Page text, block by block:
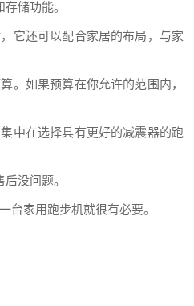
储功能。
它还可以配合家居的布局，与家
。如果预算在你允许的范围内，
中在选择具有更好的减震器的跑
没问题。
台家用跑步机就很有必要。